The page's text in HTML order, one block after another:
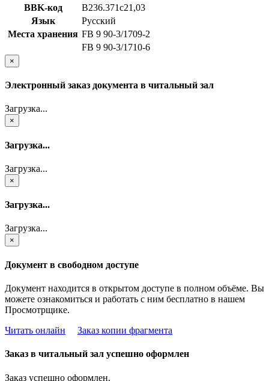
BBK-код
В236.371с21,03
Язык
Русский
Места хранения FB 9 90-3/1709-2
FB 9 90-3/1710-6
×
Электронный заказ документа в читальный зал
Загрузка...
×
Загрузка...
Загрузка...
×
Загрузка...
Загрузка...
×
Документ в свободном доступе
Документ находится в открытом доступе в полном объёме. Вы
можете ознакомиться и работать с ним бесплатно в нашем
Просмотрщике.
Читать онлайн
Заказ копии фрагмента
Заказ в читальный зал успешно оформлен
Заказ успешно оформлен.